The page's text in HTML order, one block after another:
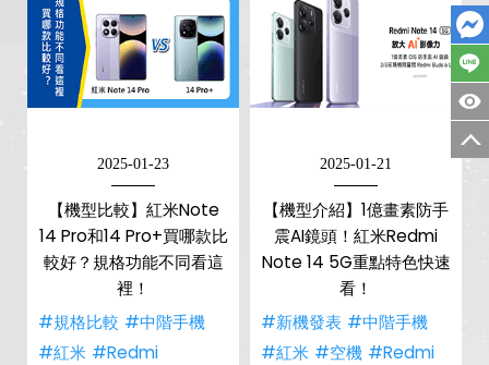
2025-01-23
【機型比較】紅米Note
14 Pro和14 Pro+買哪款比
較好？規格功能不同看這
裡！
#規格比較 #中階手機
#紅米 #Redmi
2025-01-21
【機型介紹】1億畫素防手
震AI鏡頭！紅米Redmi
Note 14 5G重點特色快速
看！
#新機發表 #中階手機
#紅米 #空機 #Redmi